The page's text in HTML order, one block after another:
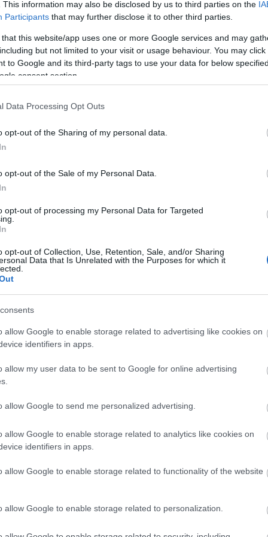
This information may also be disclosed by us to third parties on the
Participants that may further disclose it to other third parties.
that this website/app uses one or more Google services and may
but not limited to your visit or usage behaviour. You may
to Google and its third-party tags to use your data for below
consent section.
Data Processing Opt Outs
opt-out of the Sharing of my personal data.
opt-out of the Sale of my Personal Data.
opt-out of processing my Personal Data for Targeted
opt-out of Collection, Use, Retention, Sale, and/or Sharing
Data that Is Unrelated with the Purposes for which it
allow Google to enable storage related to advertising like cookies on
identifiers in apps.
allow my user data to be sent to Google for online advertising
allow Google to send me personalized advertising.
allow Google to enable storage related to analytics like cookies on
identifiers in apps.
allow Google to enable storage related to functionality of the website
allow Google to enable storage related to personalization.
Friss lemeze, az Út cigifüstbe burkolt, lételméleti hiphop. Ez a
magazin 80.…
TOVÁBB →
JÁTSZANI VELE. SLOW
az Útonba, ami egy igazán jó hiphoplemezhez
magazin 80. lapszámából.
komment
– SLOW VILLAGE-INTERJÚ
hazai underground hiphop egyik vezető formációjává
A három MC-vel (Glsch, Nash, Tink) és a két zenész
A Recorder magazin 80. számában…
rec080 glsch
komment